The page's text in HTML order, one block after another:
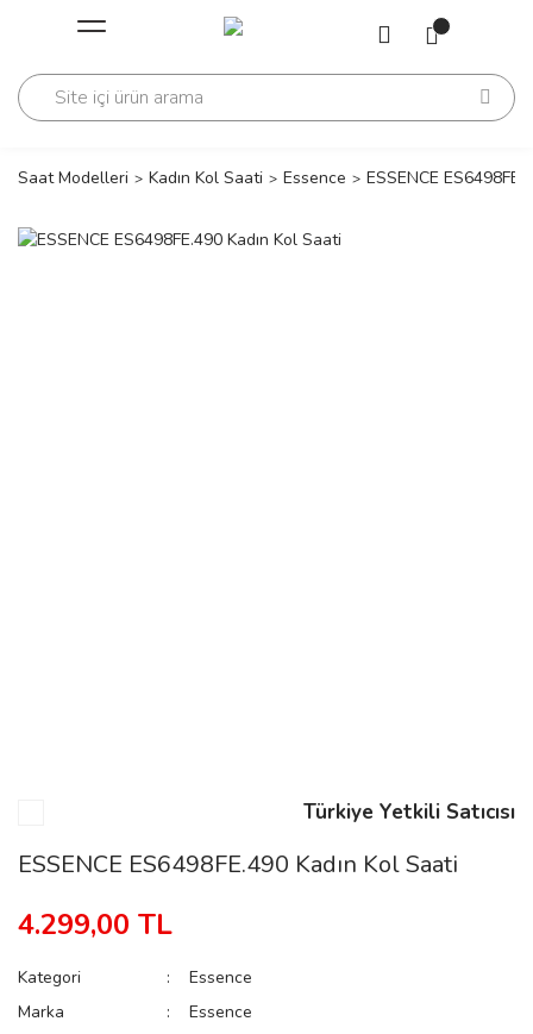
Geri Dön
Geri Dön
Saat Modelleri Kadın Kol Saati Essence ESSENCE
Türkiye Yetkili Satıcısı
ESSENCE ES6498FE.490 Kadın Kol Saati
4.299,00 TL
Kategori
Essence
Marka
Essence